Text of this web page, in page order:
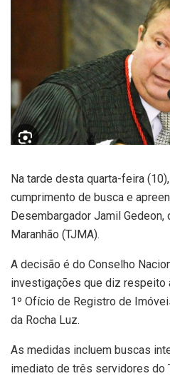
Na tarde desta quarta-feira
cumprimento de busca e
Desembargador Jamil Gedeon,
Maranhão (TJMA).
A decisão é do Conselho
investigações que diz respeito
1º Ofício de Registro de
da Rocha Luz.
As medidas incluem buscas
imediato de três servidores do